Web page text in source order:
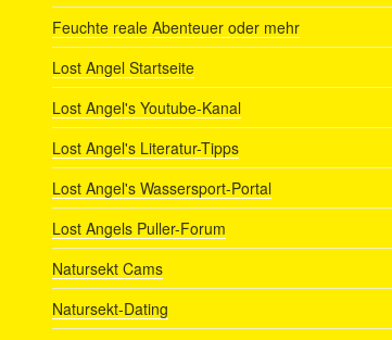
Feuchte reale Abenteuer oder mehr
Lost Angel Startseite
Lost Angel's Youtube-Kanal
Lost Angel's Literatur-Tipps
Lost Angel's Wassersport-Portal
Lost Angels Puller-Forum
Natursekt Cams
Natursekt-Dating